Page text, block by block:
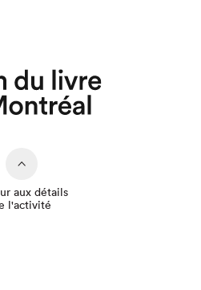
aux détails
l'activité